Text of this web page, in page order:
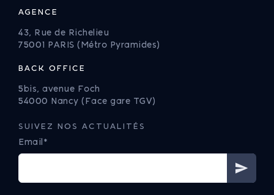
AGENCE
43, Rue de Richelieu
75001 PARIS (Métro Pyramides)
BACK OFFICE
5bis, avenue Foch
54000 Nancy (Face gare TGV)
SUIVEZ NOS ACTUALITÉS
Email*